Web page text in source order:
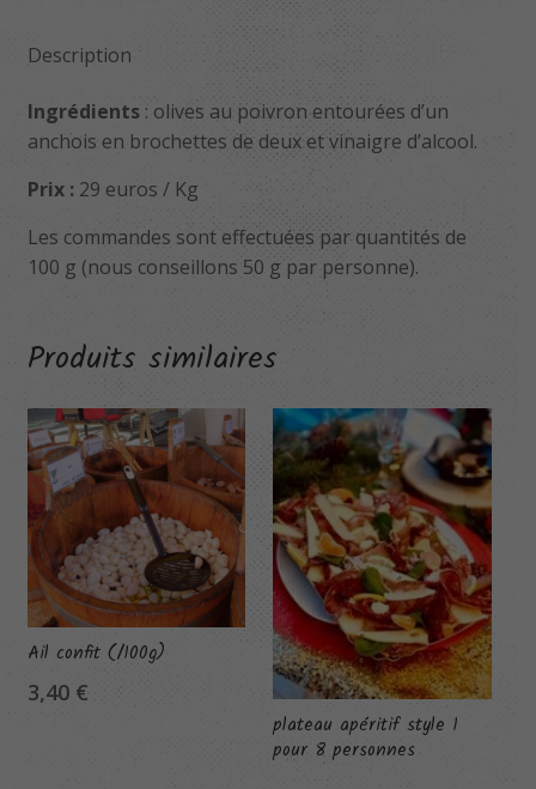
Description
Ingrédients: olives au poivron entourées d’un
anchois en brochettes de deux et vinaigre d’alcool.
Prix :29 euros / Kg
Les commandes sont effectuées par quantités de
100 g (nous conseillons 50 g par personne).
Produits similaires
Ail confit (/100g)
3,40 €
plateau apéritif style 1
pour 8 personnes